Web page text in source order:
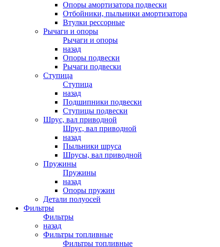
Опоры амортизатора подвески
Отбойники, пыльники амортизатора
Втулки рессорные
Рычаги и опоры
Рычаги и опоры
назад
Опоры подвески
Рычаги подвески
Ступица
Ступица
назад
Подшипники подвески
Ступицы подвески
Шрус, вал приводной
Шрус, вал приводной
назад
Пыльники шруса
Шрусы, вал приводной
Пружины
Пружины
назад
Опоры пружин
Детали полуосей
Фильтры
Фильтры
назад
Фильтры топливные
Фильтры топливные